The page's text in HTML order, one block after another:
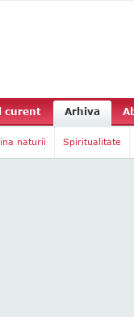
curent Arhiva
naturii Spiritualitate